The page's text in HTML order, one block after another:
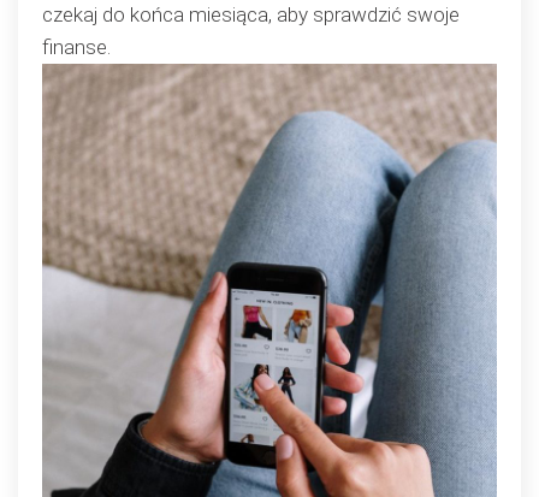
czekaj do końca miesiąca, aby sprawdzić swoje
finanse.